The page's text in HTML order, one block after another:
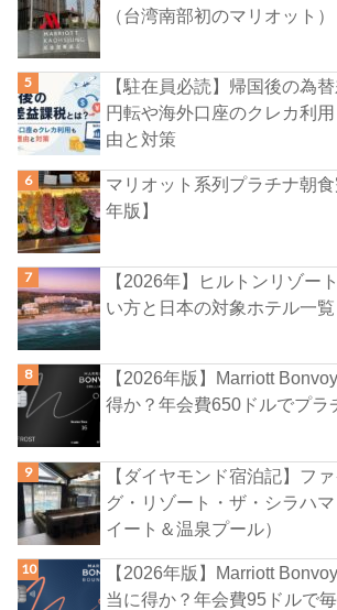
（台湾南部初のマリオット）
【駐在員必読】帰国後の為
円転や海外口座のクレカ利
由と対策
マリオット系列プラチナ朝
年版】
【2026年】ヒルトンリゾー
い方と日本の対象ホテル一覧
【2026年版】Marriott
得か？年会費650ドルでプラ
【ダイヤモンド宿泊記】フ
グ・リゾート・ザ・シラハ
イート＆温泉プール）
【2026年版】Marriott
当に得か？年会費95ドルで